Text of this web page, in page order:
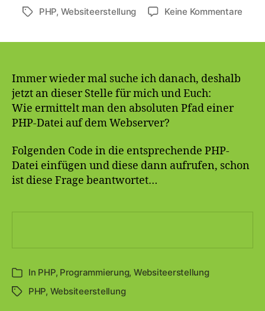
Schlagwörter
PHP, Websiteerstellung Keine Kommentare
Immer wieder mal suche ich danach, deshalb
jetzt an dieser Stelle für mich und Euch:
Wie ermittelt man den absoluten Pfad einer
PHP-Datei auf dem Webserver?
Folgenden Code in die entsprechende PHP-
Datei einfügen und diese dann aufrufen, schon
ist diese Frage beantwortet…
Kategorien
In PHP, Programmierung, Websiteerstellung
Schlagwörter
PHP, Websiteerstellung